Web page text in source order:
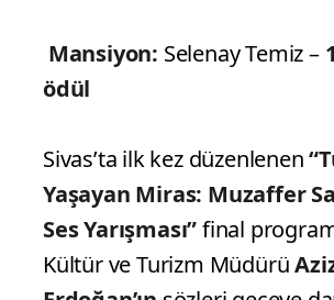
Mansiyon: Selenay Temiz –
ödül
Sivas’ta ilk kez düzenlenen
Yaşayan Miras: Muzaffer
Ses Yarışması”final
Kültür ve Turizm Müdürü